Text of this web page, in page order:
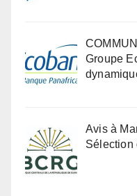
Groupe
Avis à
Sélection